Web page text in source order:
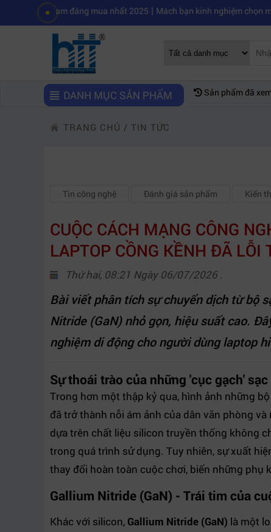
đáng mua nhất 2025|Mách bạn kinh nghiệm chọn mua máy quay
DANH MỤC SẢN PHẨM Sản phẩm đã xem
TRANG CHỦ / TIN TỨC
Tin công nghệ Đánh giá sản phẩm Kiến
CUỘC CÁCH MẠNG CÔNG
LAPTOP CỒNG KỀNH ĐÃ LỖI
Thứ hai, 08:21 Ngày 06/07/2026 .
Bài viết phân tích sự chuyển dịch từ bộ
Nitride (GaN) nhỏ gọn, hiệu suất cao.
nghiệm di động cho người dùng laptop
Sự thoái trào của những 'cục gạch'
Trong hơn một thập kỷ qua, hình ảnh những
đã trở thành nỗi ám ảnh của dân văn phòng
dựa trên chất liệu silicon truyền thống không
trong quá trình sử dụng. Tuy nhiên, sự xuất
thay đổi hoàn toàn cuộc chơi, biến những phụ
Gallium Nitride (GaN) - Trái tim của
Khác với silicon, Gallium Nitride (GaN) là một